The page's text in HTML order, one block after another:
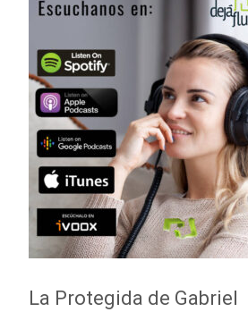
La Protegida de Gabriel